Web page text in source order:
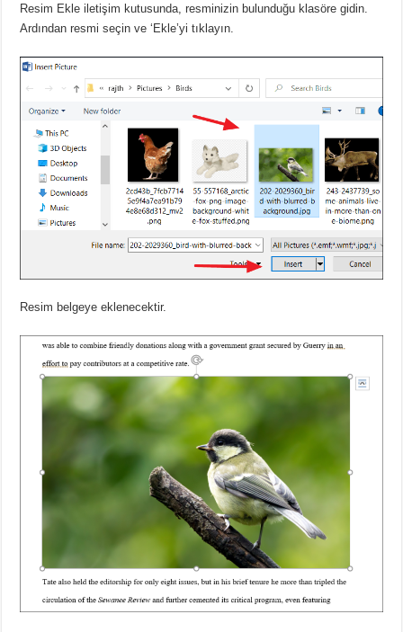
Resim Ekle iletişim kutusunda, resminizin bulunduğu klasöre gidin.
Ardından resmi seçin ve ‘Ekle’yi tıklayın.
Resim belgeye eklenecektir.